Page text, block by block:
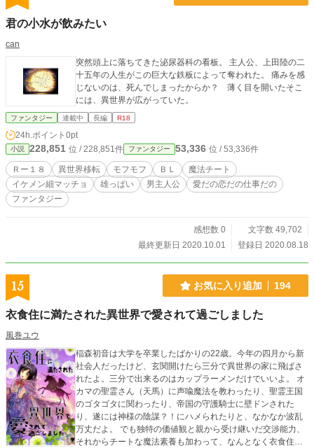
君の小水が飲みたい
can
突然頭上に落ちてきた泌尿器科の看板。 主人公、上田陸の二
十五年の人生がこの巨大な鉄板によって奪われた。 痛みを感
じないのは、死んでしまったからか？ 薄く目を開いたそこ
には、異世界が広がっていた。
ファンタジー 連載中 長編 R18
24h.ポイント 0pt
小説 228,851 位 / 228,851件 ファンタジー 53,336 位 / 53,336件
Ｒー１８ 異世界移転 モフモフ ＢＬ
魔法チート
イケメン細マッチョ
雄っぱい 男主人公
愛だの恋だの仕事だの
ファンタジー
感想数 0
文字数 49,702
最終更新日 2020.10.01
登録日 2020.08.18
15 お気に入り追加 194
衣食住に満たされた異世界で愛されて過ごしました
風巻ユウ
稲森初音は大学を卒業したばかりの22歳。今年の四月から新
社会人だったけど、玄関開けたら三分で異世界の家に飛ばさ
れたよ。三分で出来るのはカップラーメンだけでいいよ。 オ
カマの聖霊さん（天馬）に声喩魔法を教わったり、聖霊王国
のゴタゴタに関わったり、帝国の守護騎士に壁ドンされた
り、遂には神様の陰謀？！にハメられたりと、なかなか波乱
万丈だよ。 でも独特の価値観と親から受け継いだ交渉能力、
それからチートな魔法素養も加わって、なんとなく衣食住満